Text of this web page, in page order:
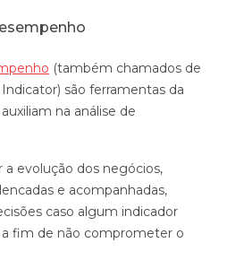
(também chamados de
são ferramentas da
na análise de
a evolução dos negócios,
e acompanhadas,
caso algum indicador
a fim de não comprometer o